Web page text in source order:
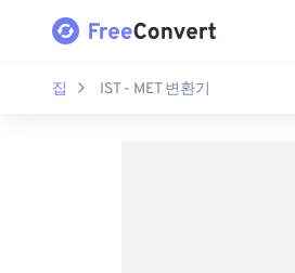
집 IST - MET 변환기